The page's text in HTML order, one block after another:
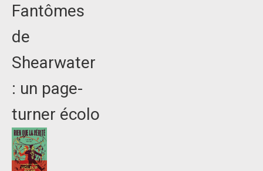
Fantômes
de
Shearwater
: un page-
turner écolo